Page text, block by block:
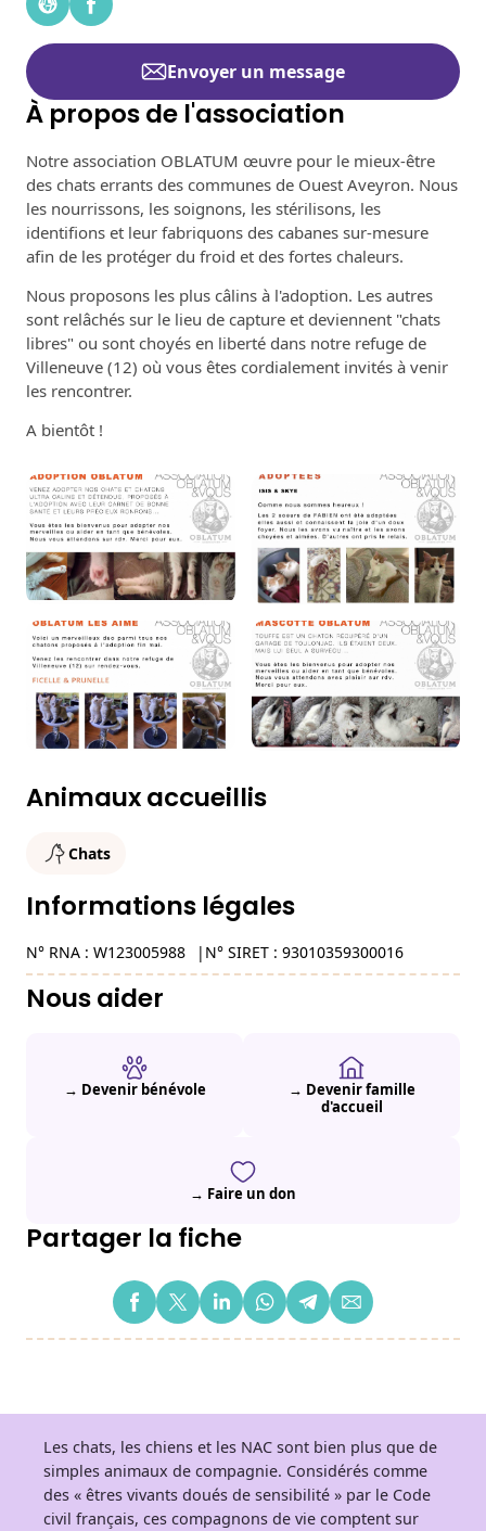
À propos de l'association
Notre association OBLATUM œuvre pour le mieux-être
des chats errants des communes de Ouest Aveyron. Nous
les nourrissons, les soignons, les stérilisons, les
identifions et leur fabriquons des cabanes sur-mesure
afin de les protéger du froid et des fortes chaleurs.
Nous proposons les plus câlins à l'adoption. Les autres
sont relâchés sur le lieu de capture et deviennent "chats
libres" ou sont choyés en liberté dans notre refuge de
Villeneuve (12) où vous êtes cordialement invités à venir
les rencontrer.
A bientôt !
Animaux accueillis
Chats
Informations légales
N° RNA : W123005988 N° SIRET : 93010359300016
Envoyer un message
Nous aider
→ Devenir bénévole
→ Devenir famille
d'accueil
→ Faire un don
Partager la fiche
Les chats, les chiens et les NAC sont bien plus que de
simples animaux de compagnie. Considérés comme
des « êtres vivants doués de sensibilité » par le Code
civil français, ces compagnons de vie comptent sur